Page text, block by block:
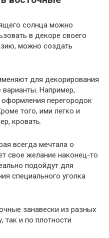
солнца можно
в декоре своего
можно создать
для декорирования
Например,
перегородок
того, ими легко и
кровать.
всегда мечтала о
свое желание наконец-то
подойдут для
специального уголка